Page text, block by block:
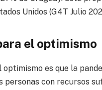
Unidos (G4T Julio
el optimismo
optimismo es que la
personas con recursos